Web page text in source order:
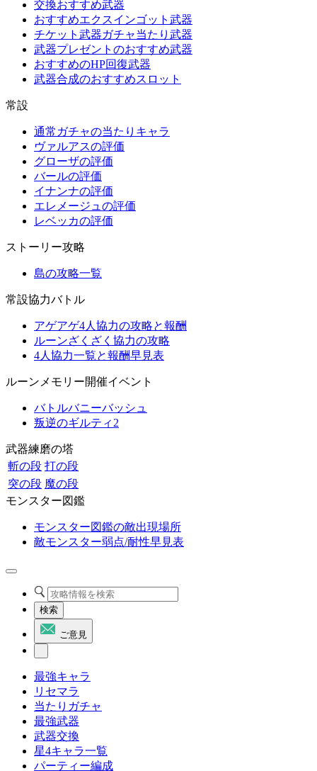
交換おすすめ武器
おすすめエクスインゴット武器
チケット武器ガチャ当たり武器
武器プレゼントのおすすめ武器
おすすめのHP回復武器
武器合成のおすすめスロット
常設
通常ガチャの当たりキャラ
ヴァルアスの評価
グローザの評価
バールの評価
イナンナの評価
エレメージュの評価
レベッカの評価
ストーリー攻略
島の攻略一覧
常設協力バトル
アゲアゲ4人協力の攻略と報酬
ルーンざくざく協力の攻略
4人協力一覧と報酬早見表
ルーンメモリー開催イベント
バトルバニーバッシュ
叛逆のギルティ2
武器練磨の塔
斬の段 打の段
突の段 魔の段
モンスター図鑑
モンスター図鑑の敵出現場所
敵モンスター弱点/耐性早見表
検索
ご意見
最強キャラ
リセマラ
当たりガチャ
最強武器
武器交換
星4キャラ一覧
パーティー編成